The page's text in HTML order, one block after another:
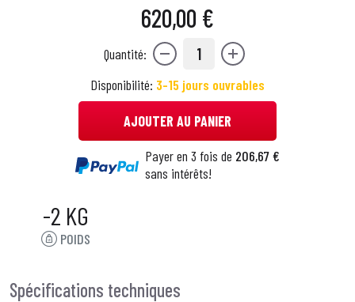
620,00 €
Quantité: 1
Disponibilité: 3-15 jours ouvrables
AJOUTER AU PANIER
Payer en 3 fois de 206,67 €
sans intérêts!
-2 KG
POIDS
Spécifications techniques